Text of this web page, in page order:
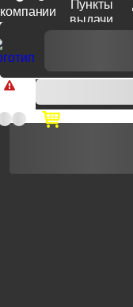
компании
Пункты
выдачи
Доп. скидка от цен
продукции Venezia,
оплате по счету.